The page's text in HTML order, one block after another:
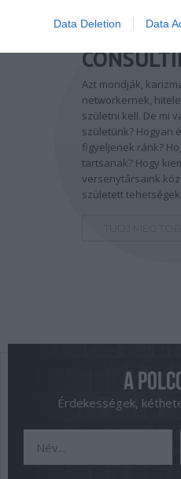
Data Deletion Data
Azt mondják,
networkernek,
születni kell. De mi
születünk? Hogyan
figyeljenek ránk?
tartsanak? Hogy
versenytársaink
született
Érdekességek,